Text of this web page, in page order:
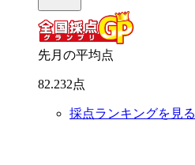
先月の平均点
82.232点
採点ランキングを見る